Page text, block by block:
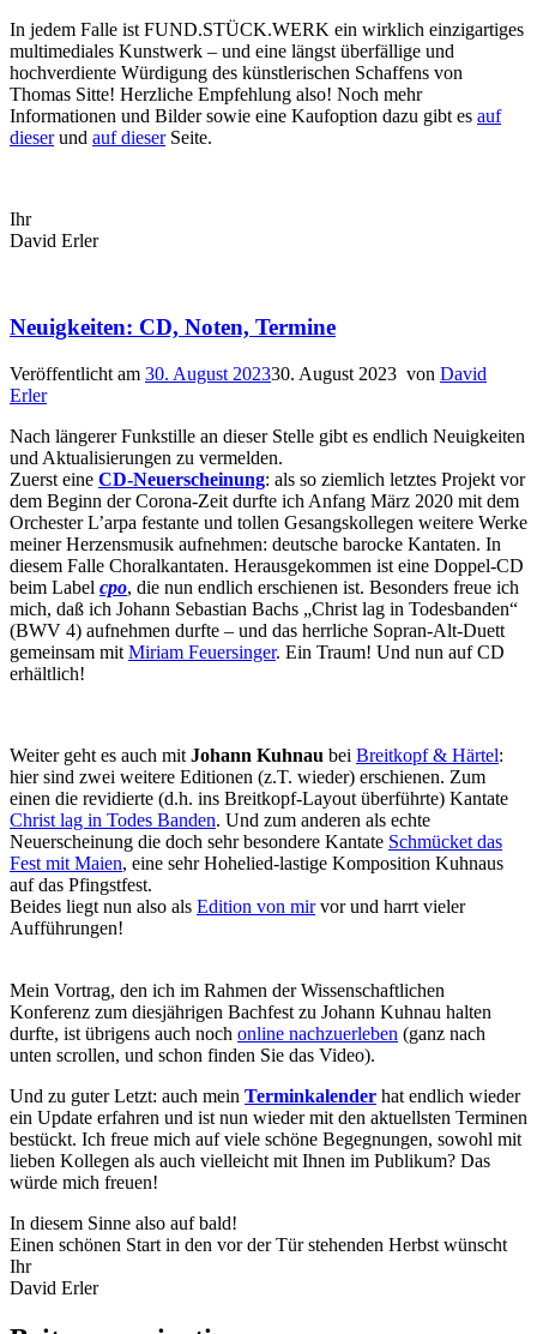
In jedem Falle ist FUND.STÜCK.WERK ein wirklich einzigartiges
multimediales Kunstwerk – und eine längst überfällige und
hochverdiente Würdigung des künstlerischen Schaffens von
Thomas Sitte! Herzliche Empfehlung also! Noch mehr
Informationen und Bilder sowie eine Kaufoption dazu gibt es auf
dieserund auf dieserSeite.
Ihr
David Erler
Neuigkeiten: CD, Noten, Termine
Veröffentlicht am 30. August 202330. August 2023 von David
Erler
Nach längerer Funkstille an dieser Stelle gibt es endlich Neuigkeiten
und Aktualisierungen zu vermelden.
Zuerst eine CD-Neuerscheinung: als so ziemlich letztes Projekt vor
dem Beginn der Corona-Zeit durfte ich Anfang März 2020 mit dem
Orchester L’arpa festante und tollen Gesangskollegen weitere Werke
meiner Herzensmusik aufnehmen: deutsche barocke Kantaten. In
diesem Falle Choralkantaten. Herausgekommen ist eine Doppel-CD
beim Label cpo, die nun endlich erschienen ist. Besonders freue ich
mich, daß ich Johann Sebastian Bachs „Christ lag in Todesbanden“
(BWV 4) aufnehmen durfte – und das herrliche Sopran-Alt-Duett
gemeinsam mit Miriam Feuersinger. Ein Traum! Und nun auf CD
erhältlich!
Weiter geht es auch mit Johann Kuhnau bei Breitkopf & Härtel:
hier sind zwei weitere Editionen (z.T. wieder) erschienen. Zum
einen die revidierte (d.h. ins Breitkopf-Layout überführte) Kantate
Christ lag in Todes Banden. Und zum anderen als echte
Neuerscheinung die doch sehr besondere Kantate Schmücket das
Fest mit Maien, eine sehr Hohelied-lastige Komposition Kuhnaus
auf das Pfingstfest.
Beides liegt nun also als Edition von mirvor und harrt vieler
Aufführungen!
Mein Vortrag, den ich im Rahmen der Wissenschaftlichen
Konferenz zum diesjährigen Bachfest zu Johann Kuhnau halten
durfte, ist übrigens auch noch online nachzuerleben (ganz nach
unten scrollen, und schon finden Sie das Video).
Und zu guter Letzt: auch mein Terminkalender hat endlich wieder
ein Update erfahren und ist nun wieder mit den aktuellsten Terminen
bestückt. Ich freue mich auf viele schöne Begegnungen, sowohl mit
lieben Kollegen als auch vielleicht mit Ihnen im Publikum? Das
würde mich freuen!
In diesem Sinne also auf bald!
Einen schönen Start in den vor der Tür stehenden Herbst wünscht
Ihr
David Erler